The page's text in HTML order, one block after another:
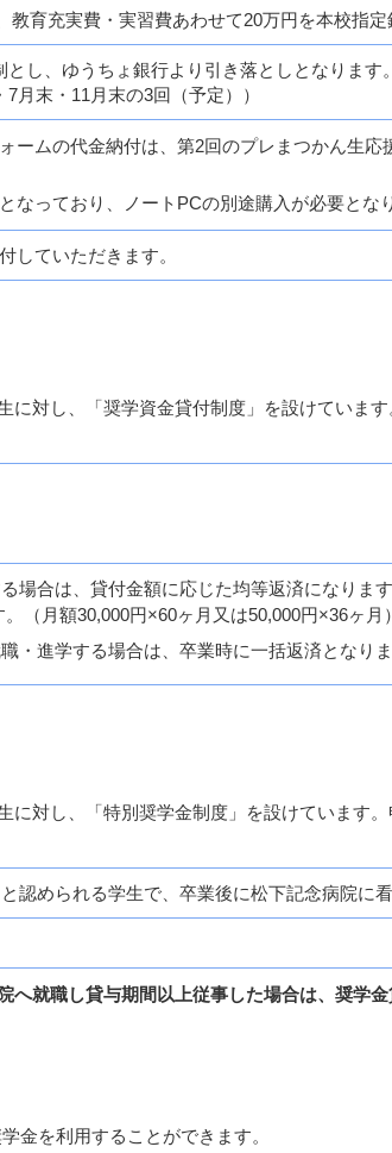
教育充実費・実習費あわせて20万円を本校指定
し、ゆうちょ銀行より引き落としとなります。
7月末・11月末の3回（予定））
ームの代金納付は、第2回のプレまつかん生応
なっており、ノートPCの別途購入が必要とな
していただきます。
に対し、「奨学資金貸付制度」を設けていま
場合は、貸付金額に応じた均等返済になります
（月額30,000円×60ヶ月又は50,000円×36ヶ月）
・進学する場合は、卒業時に一括返済となりま
対し、「特別奨学金制度」を設けています
認められる学生で、卒業後に松下記念病院に
就職し貸与期間以上従事した場合は、奨学金
金を利用することができます。